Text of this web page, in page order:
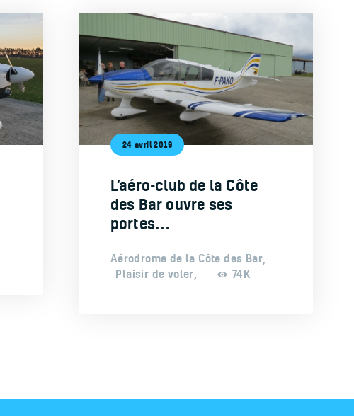
24 avril 2019
L’aéro-club de la Côte
des Bar ouvre ses
portes…
Aérodrome de la Côte des Bar,
Plaisir de voler, 74K